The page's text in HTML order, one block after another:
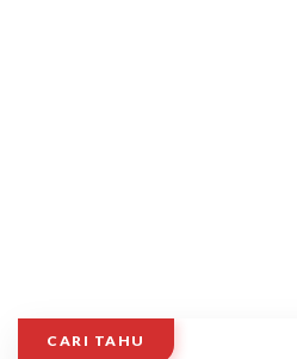
CARI TAHU